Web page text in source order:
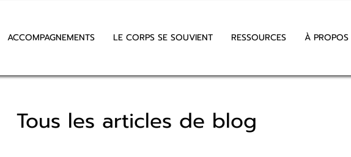
ACCOMPAGNEMENTS LE CORPS SE SOUVIENT RESSOURCES À PROPOS
Tous les articles de blog